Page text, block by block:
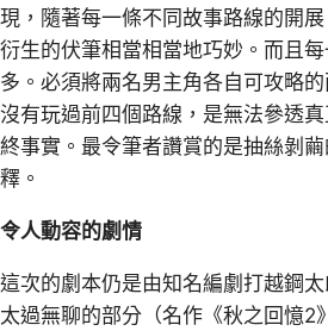
現，隨著每一條不同故事路線的開
衍生的伏筆相當相當地巧妙。而且
多。必須將兩名男主角各自可攻略
沒有玩過前四個路線，是無法參透
終事實。最令筆者讚賞的是抽絲剝
釋。
令人動容的劇情
這次的劇本仍是由知名編劇打越鋼
太過無聊的部分（名作《秋之回憶2